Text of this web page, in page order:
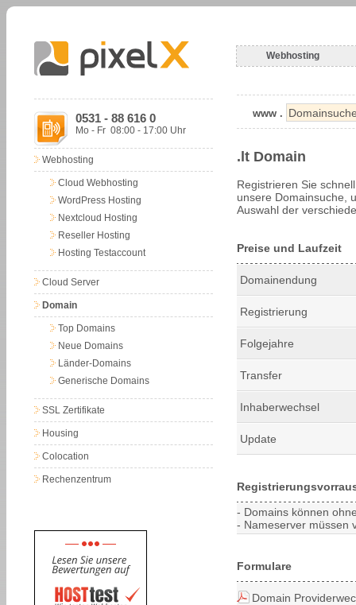
Webhosting
0531 - 88 616 0
Mo - Fr 08:00 - 17:00 Uhr
Webhosting
Cloud Webhosting
WordPress Hosting
Nextcloud Hosting
Reseller Hosting
Hosting Testaccount
Cloud Server
Domain
Top Domains
Neue Domains
Länder-Domains
Generische Domains
SSL Zertifikate
Housing
Colocation
Rechenzentrum
www .
.lt Domain
Registrieren Sie
unsere Domainsuche,
Auswahl der
Preise und Laufzeit
Domainendung
Registrierung
Folgejahre
Transfer
Inhaberwechsel
Update
- Domains können
- Nameserver müssen
Formulare
Domain